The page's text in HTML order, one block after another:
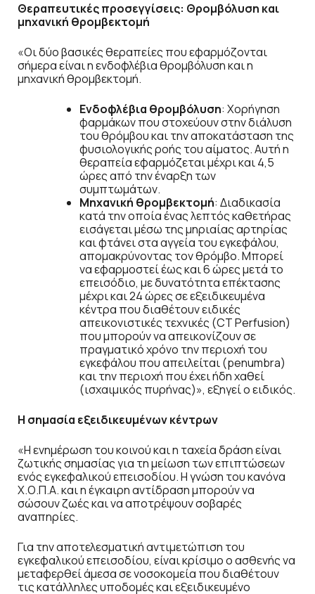
Θεραπευτικές προσεγγίσεις: Θρομβόλυση και
μηχανική θρομβεκτομή
«Οι δύο βασικές θεραπείες που εφαρμόζονται
σήμερα είναι η ενδοφλέβια θρομβόλυση και η
μηχανική θρομβεκτομή.
Ενδοφλέβια θρομβόλυση: Χορήγηση
φαρμάκων που στοχεύουν στην διάλυση
του θρόμβου και την αποκατάσταση της
φυσιολογικής ροής του αίματος. Αυτή η
θεραπεία εφαρμόζεται μέχρι και 4,5
ώρες από την έναρξη των
συμπτωμάτων.
Μηχανική θρομβεκτομή: Διαδικασία
κατά την οποία ένας λεπτός καθετήρας
εισάγεται μέσω της μηριαίας αρτηρίας
και φτάνει στα αγγεία του εγκεφάλου,
απομακρύνοντας τον θρόμβο. Μπορεί
να εφαρμοστεί έως και 6 ώρες μετά το
επεισόδιο, με δυνατότητα επέκτασης
μέχρι και 24 ώρες σε εξειδικευμένα
κέντρα που διαθέτουν ειδικές
απεικονιστικές τεχνικές (CT Perfusion)
που μπορούν να απεικονίζουν σε
πραγματικό χρόνο την περιοχή του
εγκεφάλου που απειλείται (penumbra)
και την περιοχή που έχει ήδη χαθεί
(ισχαιμικός πυρήνας)», εξηγεί ο ειδικός.
Η σημασία εξειδικευμένων κέντρων
«Η ενημέρωση του κοινού και η ταχεία δράση είναι
ζωτικής σημασίας για τη μείωση των επιπτώσεων
ενός εγκεφαλικού επεισοδίου. Η γνώση του κανόνα
Χ.Ο.Π.Α. και η έγκαιρη αντίδραση μπορούν να
σώσουν ζωές και να αποτρέψουν σοβαρές
αναπηρίες.
Για την αποτελεσματική αντιμετώπιση του
εγκεφαλικού επεισοδίου, είναι κρίσιμο ο ασθενής να
μεταφερθεί άμεσα σε νοσοκομεία που διαθέτουν
τις κατάλληλες υποδομές και εξειδικευμένο